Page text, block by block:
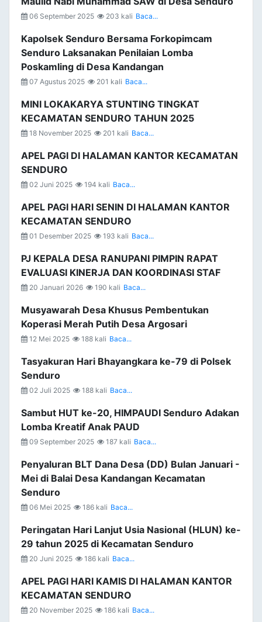
06 September 2025 203 kali Baca...
Kapolsek Senduro Bersama Forkopimcam
Senduro Laksanakan Penilaian Lomba
Poskamling di Desa Kandangan
07 Agustus 2025 201 kali Baca...
MINI LOKAKARYA STUNTING TINGKAT
KECAMATAN SENDURO TAHUN 2025
18 November 2025 201 kali Baca...
APEL PAGI DI HALAMAN KANTOR KECAMATAN
SENDURO
02 Juni 2025 194 kali Baca...
APEL PAGI HARI SENIN DI HALAMAN KANTOR
KECAMATAN SENDURO
01 Desember 2025 193 kali Baca...
PJ KEPALA DESA RANUPANI PIMPIN RAPAT
EVALUASI KINERJA DAN KOORDINASI STAF
20 Januari 2026 190 kali Baca...
Musyawarah Desa Khusus Pembentukan
Koperasi Merah Putih Desa Argosari
12 Mei 2025 188 kali Baca...
Tasyakuran Hari Bhayangkara ke-79 di Polsek
Senduro
02 Juli 2025 188 kali Baca...
Sambut HUT ke-20, HIMPAUDI Senduro Adakan
Lomba Kreatif Anak PAUD
09 September 2025 187 kali Baca...
Penyaluran BLT Dana Desa (DD) Bulan Januari -
Mei di Balai Desa Kandangan Kecamatan
Senduro
06 Mei 2025 186 kali Baca...
Peringatan Hari Lanjut Usia Nasional (HLUN) ke-
29 tahun 2025 di Kecamatan Senduro
20 Juni 2025 186 kali Baca...
APEL PAGI HARI KAMIS DI HALAMAN KANTOR
KECAMATAN SENDURO
20 November 2025 186 kali Baca...